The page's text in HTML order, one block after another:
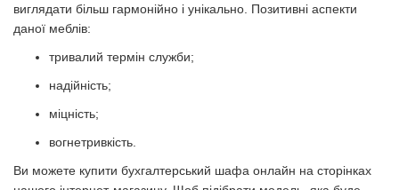
виглядати більш гармонійно і унікально. Позитивні аспекти
даної меблів:
тривалий термін служби;
надійність;
міцність;
вогнетривкість.
Ви можете купити бухгалтерський шафа онлайн на сторінках